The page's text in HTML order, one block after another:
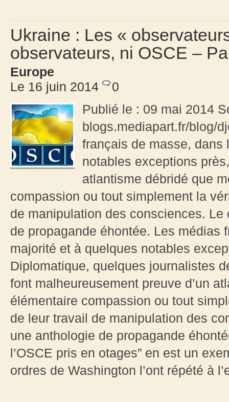
Ukraine : Les «
observateurs, ni OSCE –
Europe
Le 16 juin 2014
0
Publié le : 09 mai 2014
blogs.mediapart.fr/blog/
français de masse, dans
notables exceptions
atlantisme débridé que
compassion ou tout simplement la
de manipulation des consciences. Le
de propagande éhontée. Les médias
majorité et à quelques notables
Diplomatique, quelques journalistes
font malheureusement preuve d’un
élémentaire compassion ou tout
de leur travail de manipulation des
une anthologie de propagande
l’OSCE pris en otages” en est un
ordres de Washington l’ont répété à